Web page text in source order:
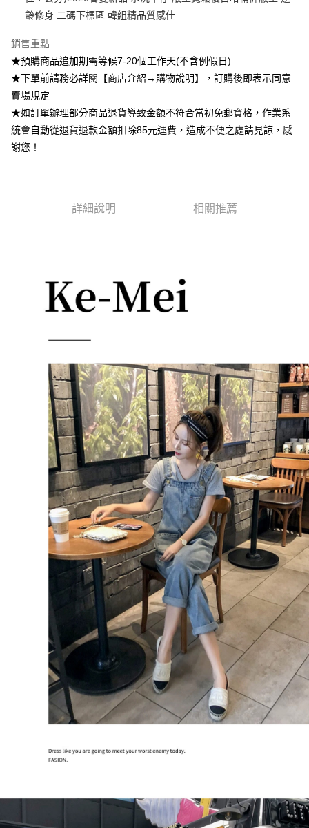
全家付款取貨
付款後全家取貨
每筆NT$85，滿NT$1,200(含以上)免運費
每筆NT$85，滿NT$1,200(含以上)免運費
付款後7-11取貨
每筆NT$85，滿NT$1,200(含以上)免運費
齡修身 二碼下標區 韓組精品質感佳
銷售重點
★預購商品追加期需等候7-20個工作天(不含例假日)
★下單前請務必詳閱【商店介紹→購物說明】，訂購後即表示同意
賣場規定
★如訂單辦理部分商品退貨導致金額不符合當初免郵資格，作業系
統會自動從退貨退款金額扣除85元運費，造成不便之處請見諒，感
謝您！
詳細說明 相關推薦